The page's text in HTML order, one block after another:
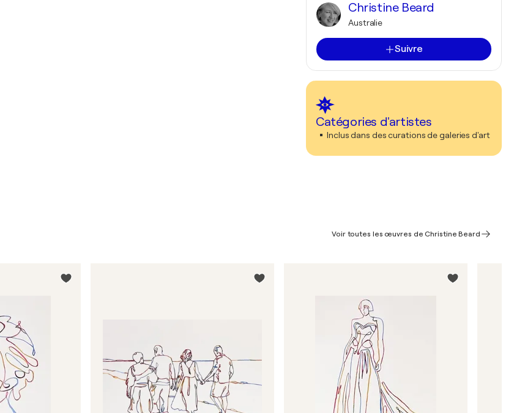
Christine Beard
Australie
Suivre
Catégories d'artistes
Inclus dans des curations de galeries d'art
Voir toutes les œuvres de Christine Beard